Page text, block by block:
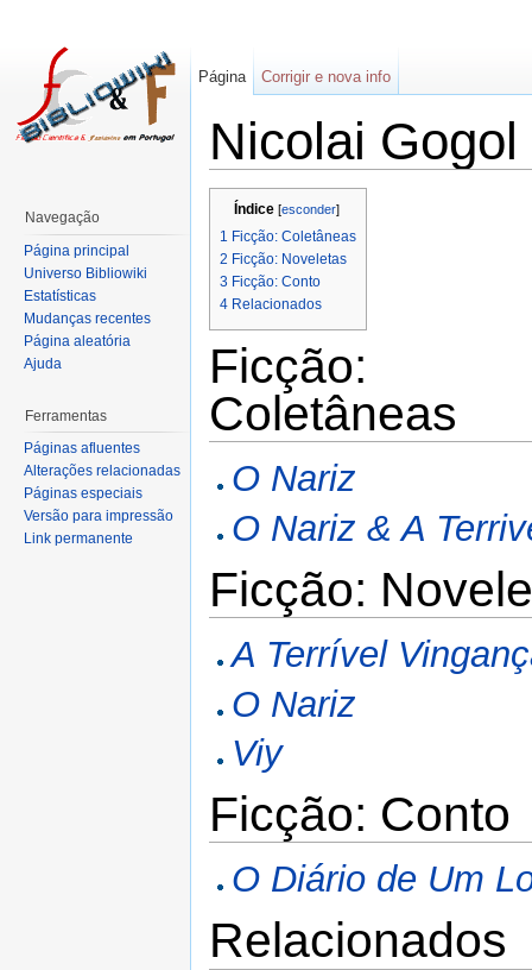
Nicolai Gogol
Índice[esconder]
1 Ficção: Coletâneas
2 Ficção: Noveletas
3 Ficção: Conto
4 Relacionados
Ficção:
Coletâneas
O Nariz
O Nariz & A
Ficção:
A Terrível
O Nariz
Viy
Ficção: Conto
O Diário de Um
Relacionados
Página Corrigir e nova info
Navegação
Página principal
Universo Bibliowiki
Estatísticas
Mudanças recentes
Página aleatória
Ajuda
Ferramentas
Páginas afluentes
Alterações relacionadas
Páginas especiais
Versão para impressão
Link permanente